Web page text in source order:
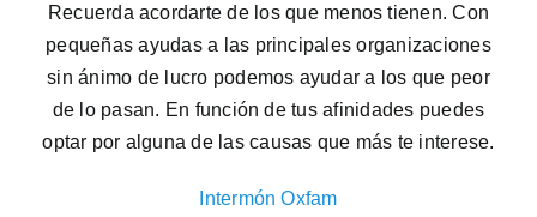
Recuerda acordarte de los que menos tienen. Con
pequeñas ayudas a las principales organizaciones
sin ánimo de lucro podemos ayudar a los que peor
de lo pasan. En función de tus afinidades puedes
optar por alguna de las causas que más te interese.
Intermón Oxfam